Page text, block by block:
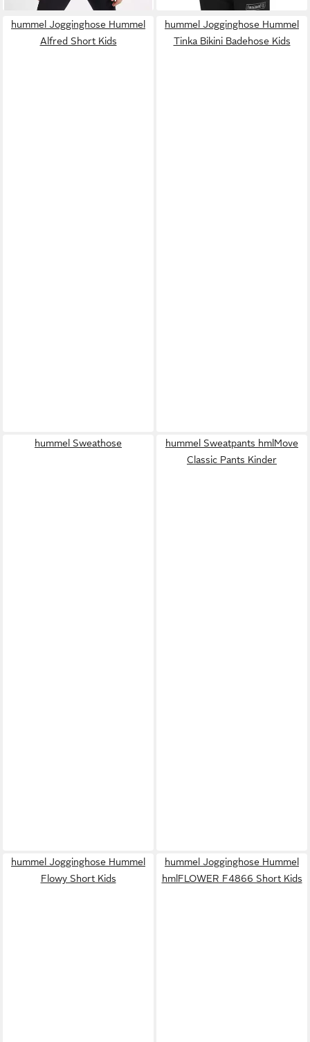
hummel Jogginghose Hummel
Alfred Short Kids
hummel Jogginghose Hummel
Tinka Bikini Badehose Kids
hummel Sweathose
hummel Sweatpants hmlMove
Classic Pants Kinder
hummel Jogginghose Hummel
Flowy Short Kids
hummel Jogginghose Hummel
hmlFLOWER F4866 Short Kids